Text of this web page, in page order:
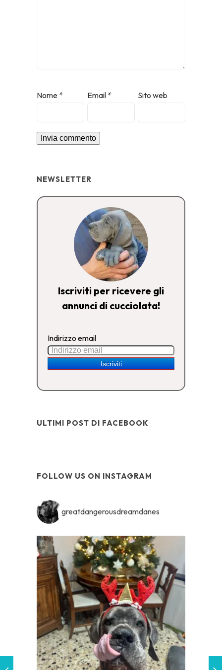
Nome * Email * Sito web
NEWSLETTER
Iscriviti per ricevere gli
annunci di cucciolata!
Indirizzo email
ULTIMI POST DI FACEBOOK
FOLLOW US ON INSTAGRAM
greatdangerousdreamdanes